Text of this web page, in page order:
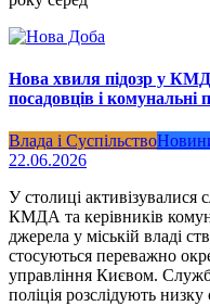
Нова хвиля підозр у
посадовців і комунальні
Влада і Суспільство
22.06.2026
У столиці активізувалися
КМДА та керівників
джерела у міській владі
стосуються переважно
управління Києвом.
поліція розслідують низку